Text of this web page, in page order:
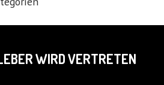
WIRD VERTRETEN